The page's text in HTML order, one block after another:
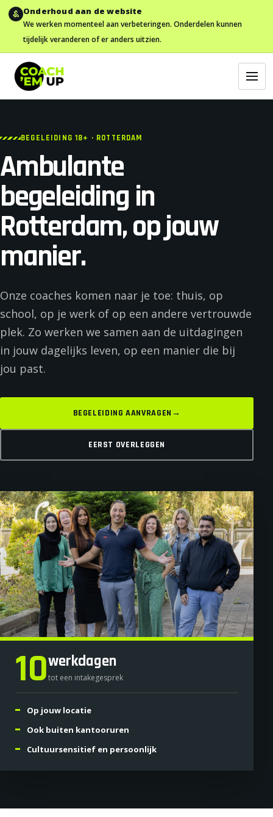
Onderhoud aan de website
We werken momenteel aan verbeteringen. Onderdelen kunnen
tijdelijk veranderen of er anders uitzien.
BEGELEIDING 18+ · ROTTERDAM
Ambulante
begeleiding in
Rotterdam, op jouw
manier.
Onze coaches komen naar je toe: thuis, op
school, op je werk of op een andere vertrouwde
plek. Zo werken we samen aan de uitdagingen
in jouw dagelijks leven, op een manier die bij
jou past.
BEGELEIDING AANVRAGEN →
EERST OVERLEGGEN
10werkdagen
tot een intakegesprek
Op jouw locatie
Ook buiten kantooruren
Cultuursensitief en persoonlijk